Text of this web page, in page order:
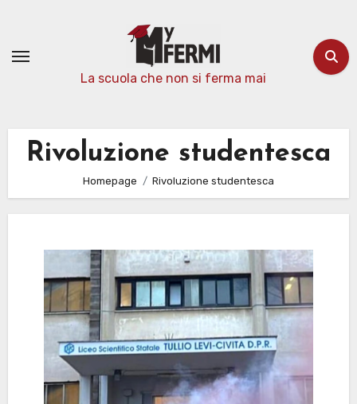
contenuto
La scuola che non si ferma mai
Rivoluzione studentesca
Homepage Rivoluzione studentesca